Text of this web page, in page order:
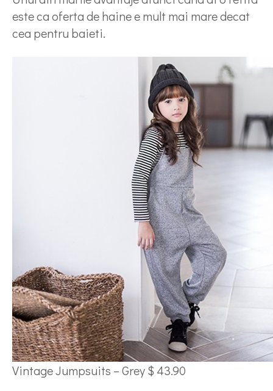
este ca oferta de haine e mult mai mare decat
cea pentru baieti.
Vintage Jumpsuits – Grey $ 43.90